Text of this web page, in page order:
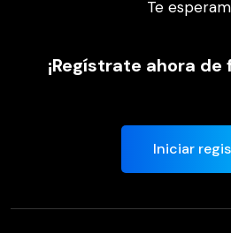
Te
¡Regístrate ahora
Iniciar